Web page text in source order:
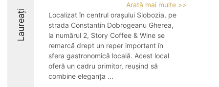
Laureați
Arată mai multe >>
Localizat în centrul orașului Slobozia, pe
strada Constantin Dobrogeanu Gherea,
la numărul 2, Story Coffee & Wine se
remarcă drept un reper important în
sfera gastronomică locală. Acest local
oferă un cadru primitor, reușind să
combine eleganța ...